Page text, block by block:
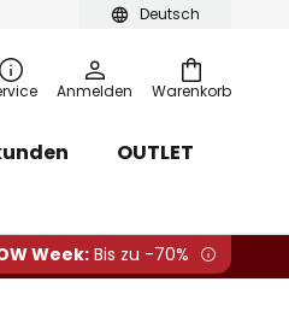
Deutsch
Warenkorb
Anmelden
OUTLET
Week: Bis zu -70%